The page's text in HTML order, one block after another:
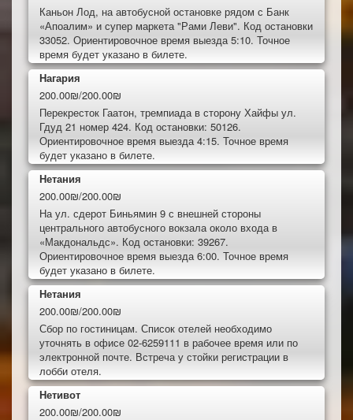
Каньон Лод, на автобусной остановке рядом с Банк
«Апоалим» и супер маркета "Рами Леви". Код остановки
33052. Ориентировочное время выезда 5:10. Точное
время будет указано в билете.
Нагария
200.00₪/200.00₪
Перекресток Гаатон, тремпиада в сторону Хайфы ул.
Гдуд 21 номер 424. Код остановки: 50126.
Ориентировочное время выезда 4:15. Точное время
будет указано в билете.
Нетания
200.00₪/200.00₪
На ул. сдерот Биньямин 9 с внешней стороны
центрального автобусного вокзала около входа в
«Макдональдс». Код остановки: 39267.
Ориентировочное время выезда 6:00. Точное время
будет указано в билете.
Нетания
200.00₪/200.00₪
Сбор по гостиницам. Список отелей необходимо
уточнять в офисе 02-6259111 в рабочее время или по
электронной почте. Встреча у стойки регистрации в
лобби отеля.
Нетивот
200.00₪/200.00₪